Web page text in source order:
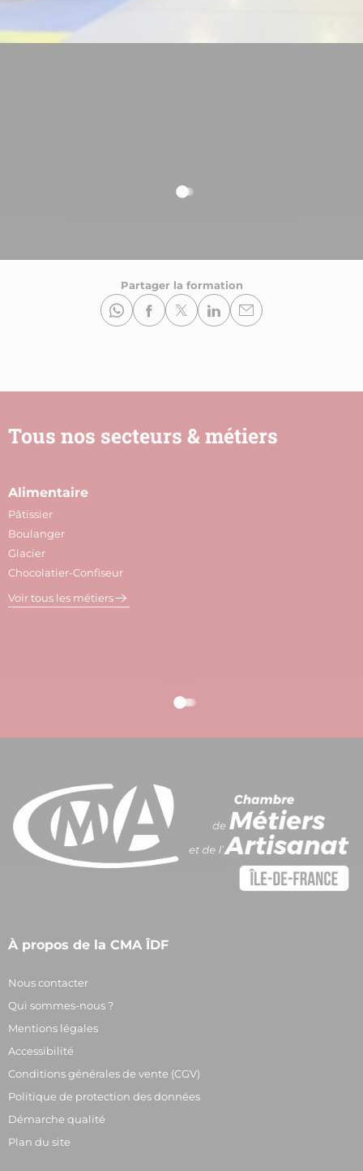
Partager la formation
Tous nos secteurs & métiers
Alimentaire
Pâtissier
Boulanger
Glacier
Chocolatier-Confiseur
Voir tous les métiers
À propos de la CMA ÎDF
Nous contacter
Qui sommes-nous ?
Mentions légales
Accessibilité
Conditions générales de vente (CGV)
Politique de protection des données
Démarche qualité
Plan du site